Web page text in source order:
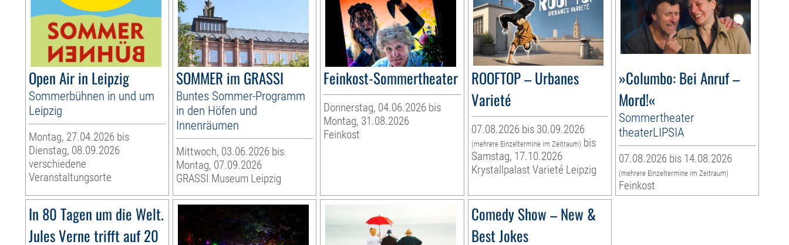
Open Air in Leipzig
Sommerbühnen in und um
Leipzig
Montag, 27.04.2026 bis
Dienstag, 08.09.2026
verschiedene
Veranstaltungsorte
SOMMER im GRASSI
Buntes Sommer-Programm
in den Höfen und
Innenräumen
Mittwoch, 03.06.2026 bis
Montag, 07.09.2026
GRASSI Museum Leipzig
Feinkost-Sommertheater
Donnerstag, 04.06.2026 bis
Montag, 31.08.2026
Feinkost
ROOFTOP – Urbanes
Varieté
07.08.2026 bis 30.09.2026
(mehrere Einzeltermine im Zeitraum) bis
Samstag, 17.10.2026
Krystallpalast Varieté Leipzig
»Columbo: Bei Anruf –
Mord!«
Sommertheater
theaterLIPSIA
07.08.2026 bis 14.08.2026
(mehrere Einzeltermine im Zeitraum)
Feinkost
In 80 Tagen um die Welt.
Jules Verne trifft auf 20
Comedy Show – New &
Best Jokes